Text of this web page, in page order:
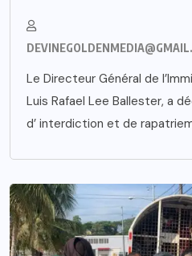
Le Directeur Général de
Luis Rafael Lee Ballester, a
d’ interdiction et de